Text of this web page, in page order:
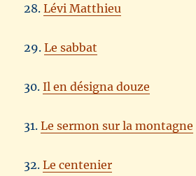
28.Lévi Matthieu
29.Le sabbat
30.Il en désigna douze
31.Le sermon sur la montagne
32.Le centenier